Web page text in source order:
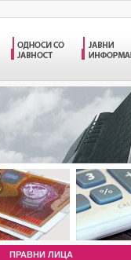
ПРАВНИ ЛИЦА